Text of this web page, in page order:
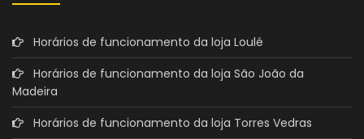
Horários de funcionamento da loja Loulé
Horários de funcionamento da loja São João da
Madeira
Horários de funcionamento da loja Torres Vedras